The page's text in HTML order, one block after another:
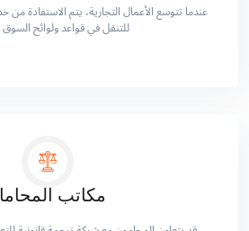
عندما تتوسع الأعمال التجارية، يتم الاستفادة من
للتنقل في قواعد ولوائح السوق
مكاتب